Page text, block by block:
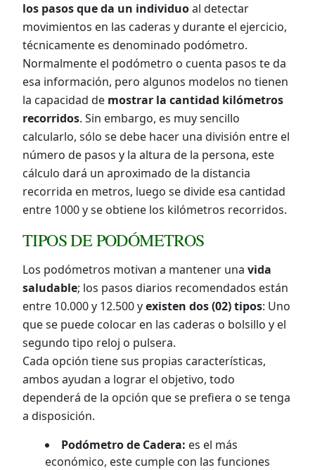
los pasos que da un individuoal detectar
movimientos en las caderas y durante el ejercicio,
técnicamente es denominado podómetro.
Normalmente el podómetro o cuenta pasos te da
esa información, pero algunos modelos no tienen
la capacidad de mostrar la cantidad kilómetros
recorridos. Sin embargo, es muy sencillo
calcularlo, sólo se debe hacer una división entre el
número de pasos y la altura de la persona, este
cálculo dará un aproximado de la distancia
recorrida en metros, luego se divide esa cantidad
entre 1000 y se obtiene los kilómetros recorridos.
TIPOS DE PODÓMETROS
Los podómetros motivan a mantener una vida
saludable; los pasos diarios recomendados están
entre 10.000 y 12.500 yexisten dos (02) tipos: Uno
que se puede colocar en las caderas o bolsillo y el
segundo tipo reloj o pulsera.
Cada opción tiene sus propias características,
ambos ayudan a lograr el objetivo, todo
dependerá de la opción que se prefiera o se tenga
a disposición.
Podómetro de Cadera: es el más
económico, este cumple con las funciones